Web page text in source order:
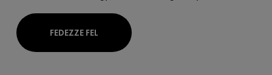
FEDEZZE FEL